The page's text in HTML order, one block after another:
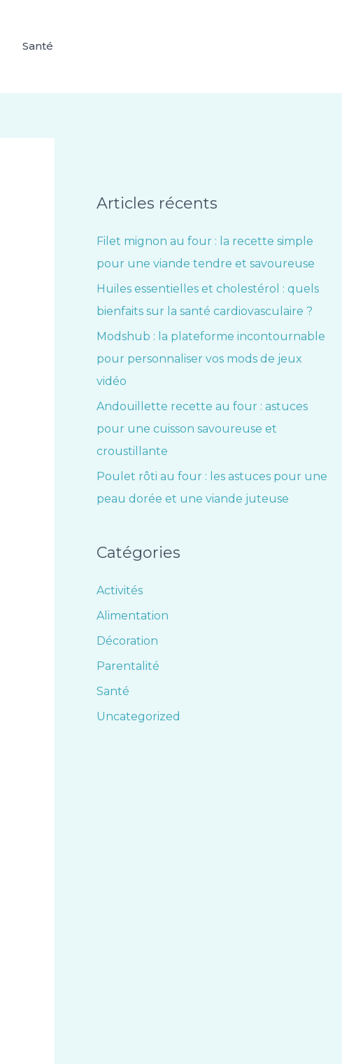
Santé
Articles récents
Filet mignon au four : la recette simple
pour une viande tendre et savoureuse
Huiles essentielles et cholestérol : quels
bienfaits sur la santé cardiovasculaire ?
Modshub : la plateforme incontournable
pour personnaliser vos mods de jeux
vidéo
Andouillette recette au four : astuces
pour une cuisson savoureuse et
croustillante
Poulet rôti au four : les astuces pour une
peau dorée et une viande juteuse
Catégories
Activités
Alimentation
Décoration
Parentalité
Santé
Uncategorized